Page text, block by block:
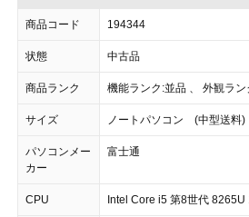
商品コード 194344
状態 中古品
商品ランク 機能ランク:並品 、 外観ラン
サイズ ノートパソコン (中型送料)
パソコンメー
カー
富士通
CPU Intel Core i5 第8世代 8265U